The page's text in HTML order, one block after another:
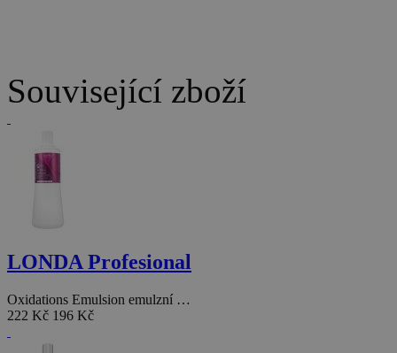
Související zboží
LONDA Profesional
Oxidations Emulsion emulzní …
222 Kč 196 Kč